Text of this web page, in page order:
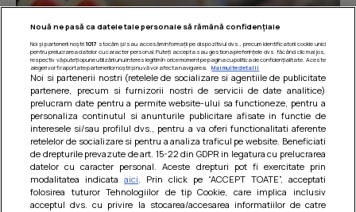
Barcute din vinete cu arpagic rosu
Nouă ne pasă ca datele tale personale să rămână confidențiale
Noi și partenerii noștri 1017 stocăm și/sau accesăm informații pe dispozitivul dvs., precum identificatorii cookie unici
pentru prelucrarea datelor cu caracter personal. Puteți accepta sau gestiona preferințele dvs. făcând clic mai jos,
respectiv vă puteți opune utilizării unui interes legitim în orice moment pe pagina cu politica de confidențialitate. Aceste
alegeri vor fi raportate partenerilor noștri și nu vă vor afecta navigarea.
Mai multe detalii
Noi si partenerii nostri (retelele de socializare si agentiile de publicitate
partenere, precum si furnizorii nostri de servicii de date analitice)
prelucram date pentru a permite website-ului sa functioneze, pentru a
personaliza continutul si anunturile publicitare afisate in functie de
interesele si/sau profilul dvs., pentru a va oferi functionalitati aferente
retelelor de socializare si pentru a analiza traficul pe website. Beneficiati
de drepturile prevazute de art. 15-22 din GDPR in legatura cu prelucrarea
datelor cu caracter personal. Aceste drepturi pot fi exercitate prin
modalitatea indicataaici . Prin click pe “ACCEPT TOATE”, acceptati
folosirea tuturor Tehnologiilor de tip Cookie, care implica inclusiv
acceptul dvs. cu privire la stocarea/accesarea informatiilor de catre